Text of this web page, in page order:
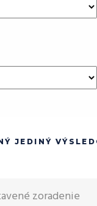
JEDINÝ
zoradenie